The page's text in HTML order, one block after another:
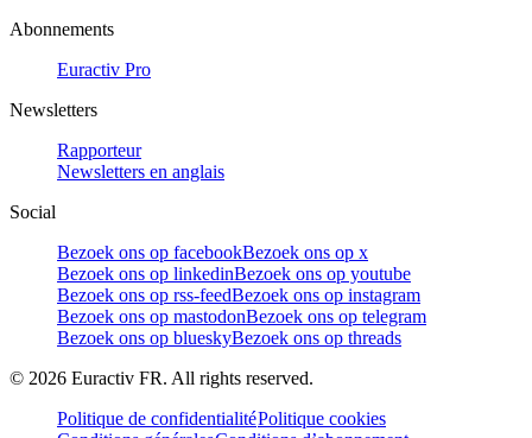
Abonnements
Euractiv Pro
Newsletters
Rapporteur
Newsletters en anglais
Social
Bezoek ons op facebookBezoek ons op x
Bezoek ons op linkedinBezoek ons op youtube
Bezoek ons op rss-feedBezoek ons op instagram
Bezoek ons op mastodonBezoek ons op telegram
Bezoek ons op blueskyBezoek ons op threads
© 2026 Euractiv FR. All rights reserved.
Politique de confidentialitéPolitique cookies